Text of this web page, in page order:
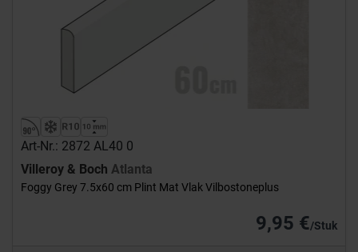
Art-Nr.: 2872 AL40 0
Villeroy & Boch Atlanta
Foggy Grey 7.5x60 cm Plint Mat Vlak Vilbostoneplus
9,95 €/Stuk